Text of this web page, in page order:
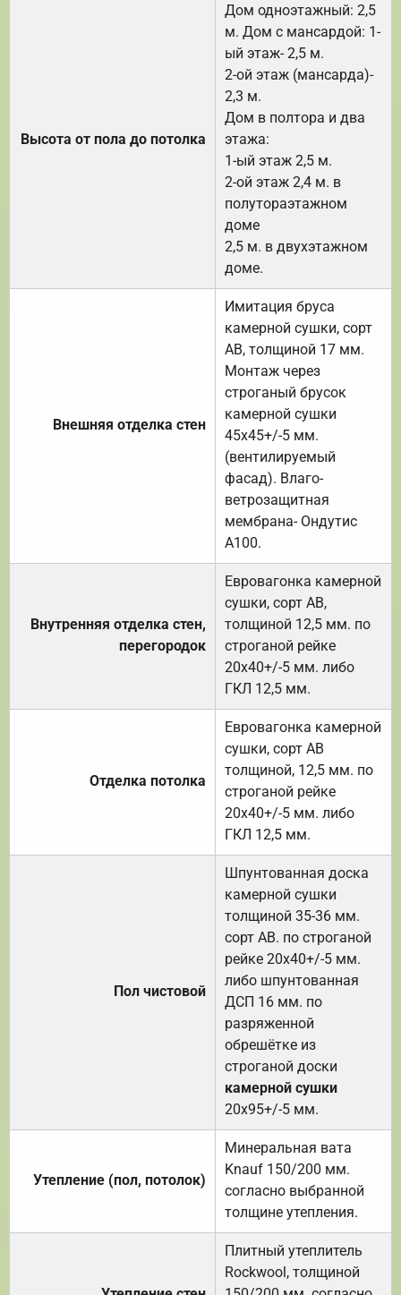
Высота от пола до потолка
Дом одноэтажный: 2,5
м. Дом с мансардой: 1-
ый этаж- 2,5 м.
2-ой этаж (мансарда)-
2,3 м.
Дом в полтора и два
этажа:
1-ый этаж 2,5 м.
2-ой этаж 2,4 м. в
полутораэтажном
доме
2,5 м. в двухэтажном
доме.
Внешняя отделка стен
Имитация бруса
камерной сушки, сорт
АВ, толщиной 17 мм.
Монтаж через
строганый брусок
камерной сушки
45х45+/-5 мм.
(вентилируемый
фасад). Влаго-
ветрозащитная
мембрана- Ондутис
А100.
Внутренняя отделка стен,
перегородок
Евровагонка камерной
сушки, сорт АВ,
толщиной 12,5 мм. по
строганой рейке
20х40+/-5 мм. либо
ГКЛ 12,5 мм.
Отделка потолка
Евровагонка камерной
сушки, сорт АВ
толщиной, 12,5 мм. по
строганой рейке
20х40+/-5 мм. либо
ГКЛ 12,5 мм.
Пол чистовой
Шпунтованная доска
камерной сушки
толщиной 35-36 мм.
сорт АВ. по строганой
рейке 20х40+/-5 мм.
либо шпунтованная
ДСП 16 мм. по
разряженной
обрешётке из
строганой доски
камерной сушки
20х95+/-5 мм.
Утепление (пол, потолок)
Минеральная вата
Knauf 150/200 мм.
согласно выбранной
толщине утепления.
Плитный утеплитель
Rockwool, толщиной